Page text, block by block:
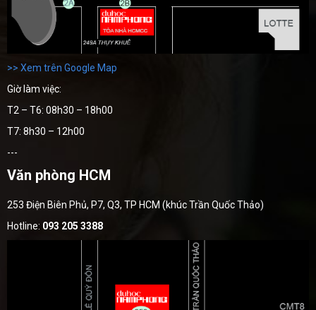
>> Xem trên Google Map
Giờ làm việc:
T2 – T6: 08h30 – 18h00
T7: 8h30 – 12h00
---
Văn phòng HCM
253 Điện Biên Phủ, P7, Q3, TP HCM (khúc Trần Quốc Thảo)
Hotline: 093 205 3388